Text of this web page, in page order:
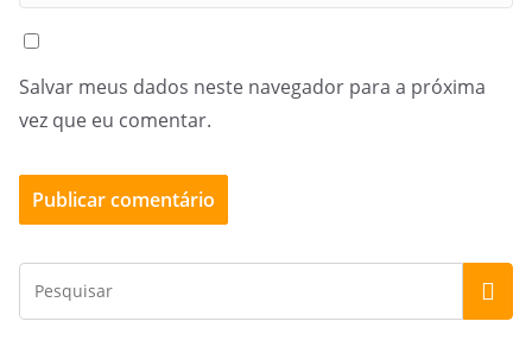
Salvar meus dados neste navegador para a próxima
vez que eu comentar.